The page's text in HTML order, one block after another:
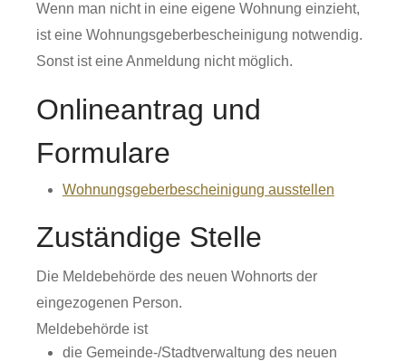
Wenn man nicht in eine eigene Wohnung einzieht,
ist eine Wohnungsgeberbescheinigung notwendig.
Sonst ist eine Anmeldung nicht möglich.
Onlineantrag und
Formulare
Wohnungsgeberbescheinigung ausstellen
Zuständige Stelle
Die Meldebehörde des neuen Wohnorts der
eingezogenen Person.
Meldebehörde ist
die Gemeinde-/Stadtverwaltung des neuen